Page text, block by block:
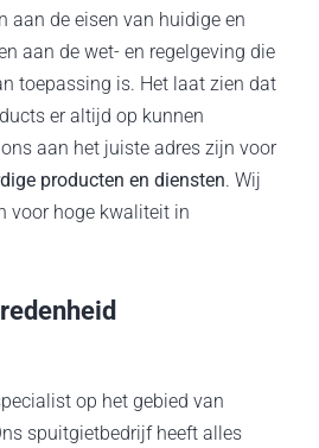
aan de eisen van huidige en
aan de wet- en regelgeving die
toepassing is. Het laat zien dat
er altijd op kunnen
aan het juiste adres zijn voor
producten en diensten. Wij
voor hoge kwaliteit in
op het gebied van
spuitgietbedrijf heeft alles